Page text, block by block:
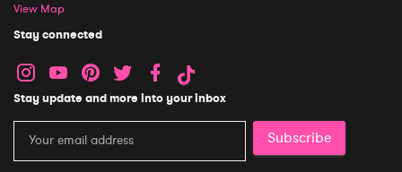
View Map
Stay connected
Stay update and more into your inbox
Subscribe